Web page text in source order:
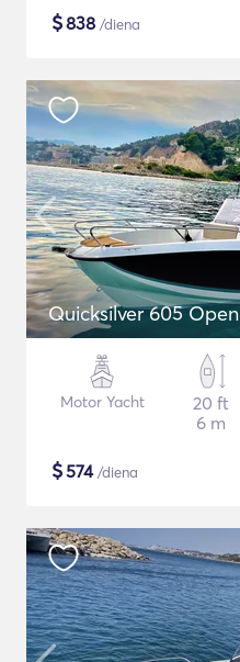
$838 /diena
Quicksilver 605 Open
Motor Yacht
20 ft
6 m
$574/diena